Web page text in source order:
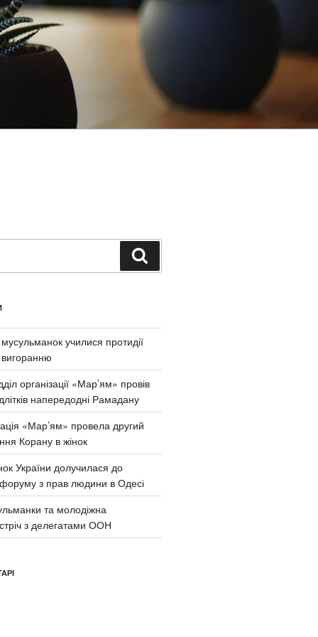
мусульманок училися протидії
організації «Мар’ям» провів
напередодні Рамадану
«Мар’ям» провела другий
Корану в жінок
України долучилася до
форуму з прав людини в Одесі
та молодіжна
з делегатами ООН